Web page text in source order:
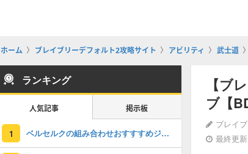
ホーム ブレイブリーデフォルト2攻略サイト アビリティ 武士道
【ブ
ブ【
ブレイ
最終更
ランキング
人気記事 掲示板
1 ベルセルクの組み合わせおすすすめジョブと解放条件